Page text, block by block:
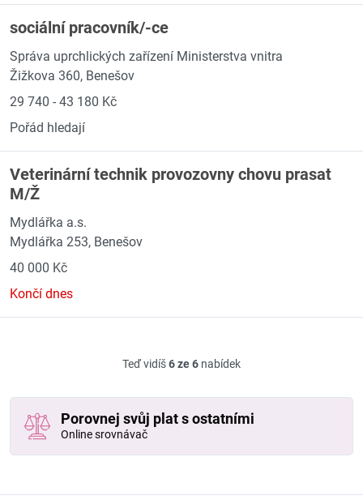
sociální pracovník/-ce
Správa uprchlických zařízení Ministerstva vnitra
Žižkova 360, Benešov
29 740 - 43 180 Kč
Pořád hledají
Veterinární technik provozovny chovu prasat
M/Ž
Mydlářka a.s.
Mydlářka 253, Benešov
40 000 Kč
Končí dnes
Teď vidíš6 ze 6 nabídek
Porovnej svůj plat s ostatními
Online srovnávač